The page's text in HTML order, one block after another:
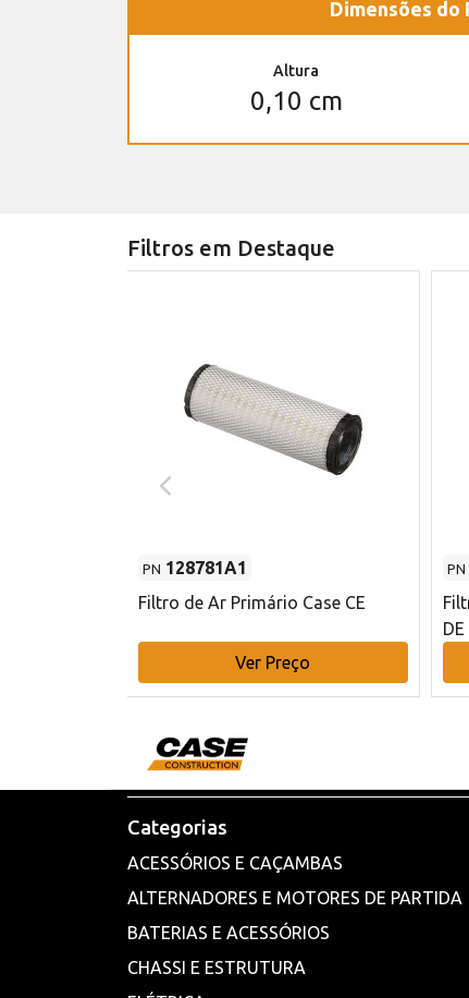
Dimensões do
Altura
0,10 cm
Filtros em Destaque
PN 128781A1
Filtro de Ar Primário Case CE
Ver Preço
PN
Categorias
ACESSÓRIOS E CAÇAMBAS
ALTERNADORES E MOTORES DE PARTIDA
BATERIAS E ACESSÓRIOS
CHASSI E ESTRUTURA